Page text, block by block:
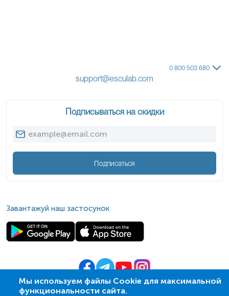
Мы используем файлы Cookie для максимальной
функциональности сайта.
0 800 503 680
support@esculab.com
Подписываться на скидки
Подписаться
Завантажуй наш застосунок